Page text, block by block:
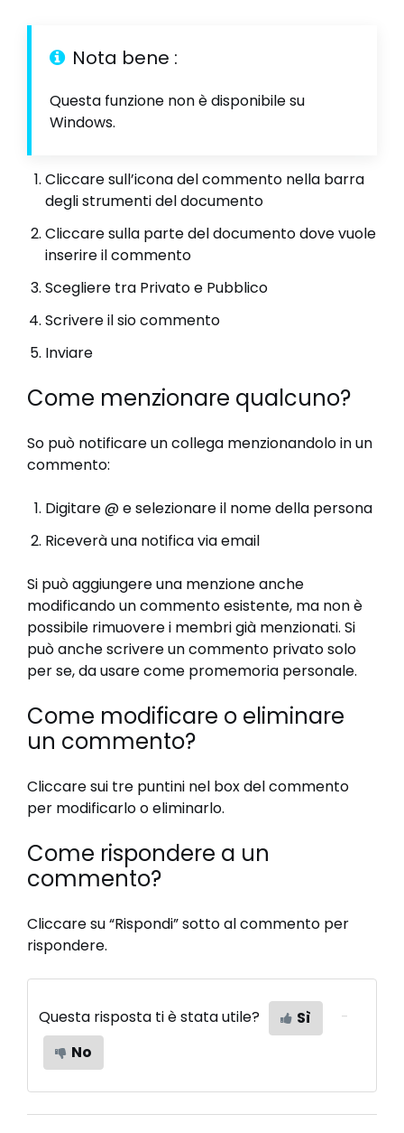
Nota bene :
Questa funzione non è disponibile su
Windows.
Cliccare sull’icona del commento nella barra
degli strumenti del documento
Cliccare sulla parte del documento dove vuole
inserire il commento
Scegliere tra Privato e Pubblico
Scrivere il sio commento
Inviare
Come menzionare qualcuno?
So può notificare un collega menzionandolo in un
commento:
Digitare @ e selezionare il nome della persona
Riceverà una notifica via email
Si può aggiungere una menzione anche
modificando un commento esistente, ma non è
possibile rimuovere i membri già menzionati. Si
può anche scrivere un commento privato solo
per se, da usare come promemoria personale.
Come modificare o eliminare
un commento?
Cliccare sui tre puntini nel box del commento
per modificarlo o eliminarlo.
Come rispondere a un
commento?
Cliccare su “Rispondi” sotto al commento per
rispondere.
Questa risposta ti è stata utile?
Sì
No